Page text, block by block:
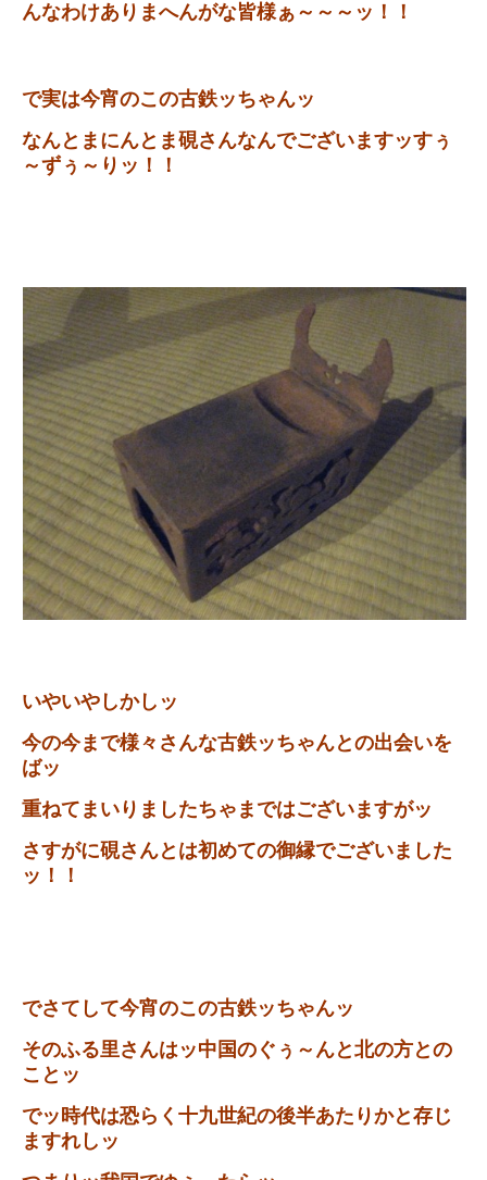
んなわけありまへんがな皆様ぁ～～～ッ！！
で実は今宵のこの古鉄ッちゃんッ
なんとまにんとま硯さんなんでございますッすぅ
～ずぅ～りッ！！
いやいやしかしッ
今の今まで様々さんな古鉄ッちゃんとの出会いを
ばッ
重ねてまいりましたちゃまではございますがッ
さすがに硯さんとは初めての御縁でございました
ッ！！
でさてして今宵のこの古鉄ッちゃんッ
そのふる里さんはッ中国のぐぅ～んと北の方との
ことッ
でッ時代は恐らく十九世紀の後半あたりかと存じ
ますれしッ